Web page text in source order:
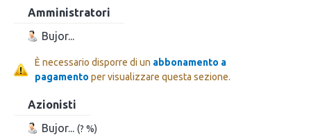
Amministratori
Bujor...
È necessario disporre di un abbonamento a
pagamento per visualizzare questa sezione.
Azionisti
Bujor... (? %)